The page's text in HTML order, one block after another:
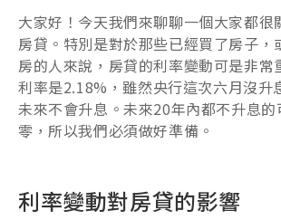
大家好！今天我們來聊聊一個大家都
房貸。特別是對於那些已經買了房子，
房的人來說，房貸的利率變動可是非常
利率是2.18%，雖然央行這次六月沒升
未來不會升息。未來20年內都不升息
零，所以我們必須做好準備。
利率變動對房貸的影響